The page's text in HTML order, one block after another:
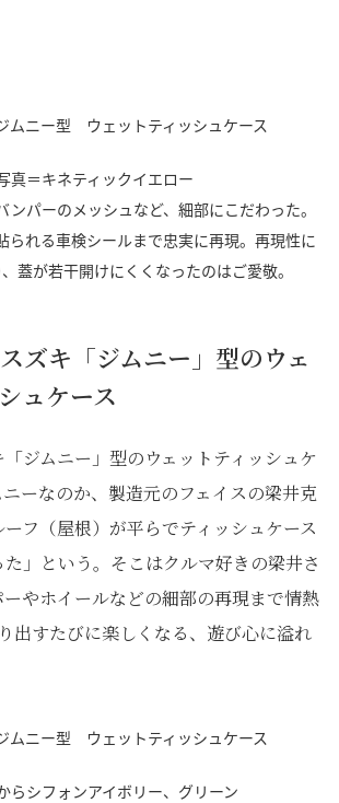
真＝キネティックイエロー
ンパーのメッシュなど、細部にこだわった。
られる車検シールまで忠実に再現。再現性に
蓋が若干開けにくくなったのはご愛敬。
ズキ「ジムニー」型のウェ
ュケース
ジムニー」型のウェットティッシュケ
ーなのか、製造元のフェイスの梁井克
フ（屋根）が平らでティッシュケース
」という。そこはクルマ好きの梁井さ
やホイールなどの細部の再現まで情熱
出すたびに楽しくなる、遊び心に溢れ
らシフォンアイボリー、グリーン